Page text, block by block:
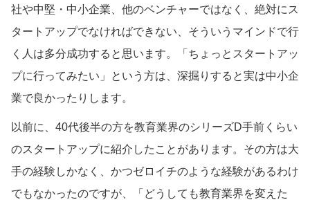
社や中堅・中小企業、他のベンチャーではなく、絶対にス
タートアップでなければできない、そういうマインドで行
く人は多分成功すると思います。「ちょっとスタートアッ
プに行ってみたい」という方は、深掘りすると実は中小企
業で良かったりします。
以前に、40代後半の方を教育業界のシリーズD手前くらい
のスタートアップに紹介したことがあります。その方は大
手の経験しかなく、かつゼロイチのような経験があるわけ
でもなかったのですが、「どうしても教育業界を変えた